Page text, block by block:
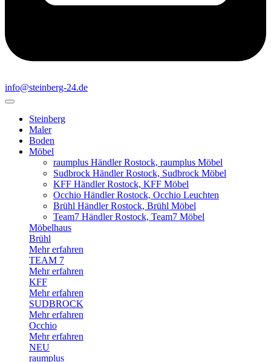
info@steinberg-24.de
Steinberg
Maler
Boden
Möbel
raumplus Händler Rostock, raumplus Möbel
Sudbrock Händler Rostock, Sudbrock Möbel
KFF Händler Rostock, KFF Möbel
Occhio Händler Rostock, Occhio Leuchten
Brühl Händler Rostock, Brühl Möbel
Team7 Händler Rostock, Team7 Möbel
Möbelhaus
Brühl
Mehr erfahren
TEAM 7
Mehr erfahren
KFF
Mehr erfahren
SUDBROCK
Mehr erfahren
Occhio
Mehr erfahren
NEU
raumplus